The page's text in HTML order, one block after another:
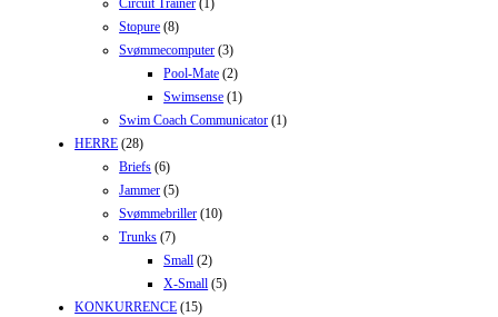
Circuit Trainer (1)
Stopure (8)
Svømmecomputer (3)
Pool-Mate (2)
Swimsense (1)
Swim Coach Communicator (1)
HERRE (28)
Briefs (6)
Jammer (5)
Svømmebriller (10)
Trunks (7)
Small (2)
X-Small (5)
KONKURRENCE (15)